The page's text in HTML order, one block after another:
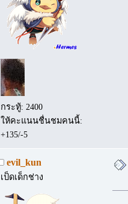
กระทู้: 2400
ให้คะแนนชื่นชมคนนี้:
+135/-5
evil_kun
เป็ดเด็กช่าง